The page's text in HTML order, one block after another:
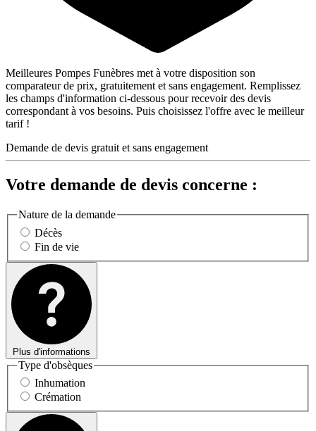
Meilleures Pompes Funèbres met à votre disposition son
comparateur de prix, gratuitement et sans engagement. Remplissez
les champs d'information ci-dessous pour recevoir des devis
correspondant à vos besoins. Puis choisissez l'offre avec le meilleur
tarif !
Demande de devis gratuit et sans engagement
Votre demande de devis concerne :
Nature de la demande
Décès
Fin de vie
Plus d'informations
Type d'obsèques
Inhumation
Crémation